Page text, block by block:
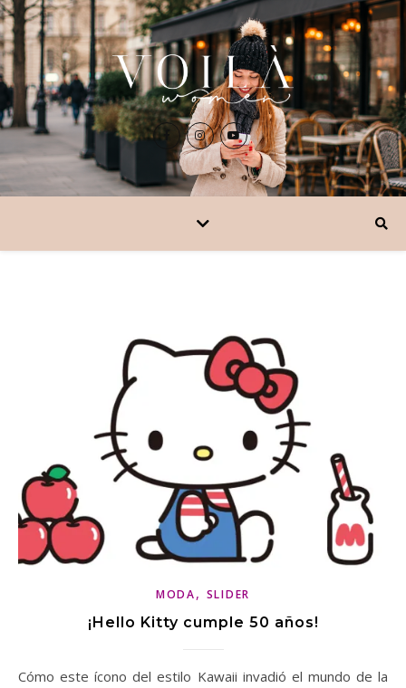
MODA, SLIDER
¡Hello Kitty cumple 50 años!
Cómo este ícono del estilo Kawaii invadió el mundo de la